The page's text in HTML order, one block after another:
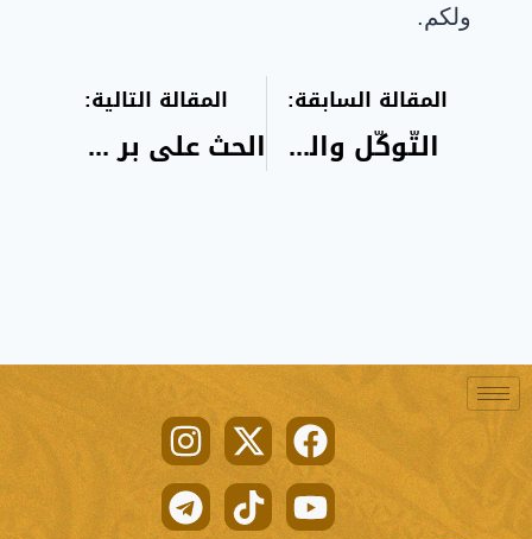
ولكم.
المقالة السابقة:
التّوكّل والصبر عَلى المصائِب
المقالة التالية:
الحث على بر الوالدين والتحذير من العقوق